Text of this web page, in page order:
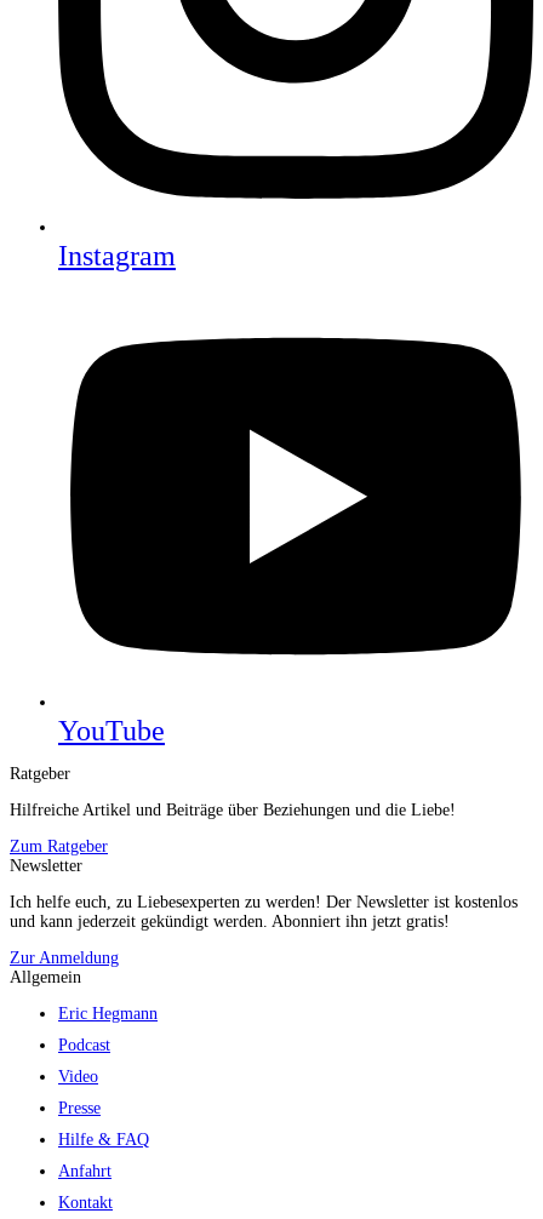
Instagram
YouTube
Ratgeber
Hilfreiche Artikel und Beiträge über Beziehungen und die Liebe!
Zum Ratgeber
Newsletter
Ich helfe euch, zu Liebesexperten zu werden! Der Newsletter ist kostenlos
und kann jederzeit gekündigt werden. Abonniert ihn jetzt gratis!
Zur Anmeldung
Allgemein
Eric Hegmann
Podcast
Video
Presse
Hilfe & FAQ
Anfahrt
Kontakt